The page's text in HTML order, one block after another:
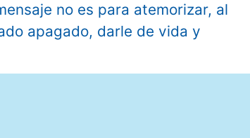
no es para atemorizar, al
apagado, darle de vida y